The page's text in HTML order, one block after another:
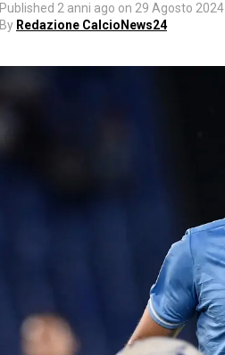
Published 2 anni ago on 29 Agosto 2024
By Redazione CalcioNews24